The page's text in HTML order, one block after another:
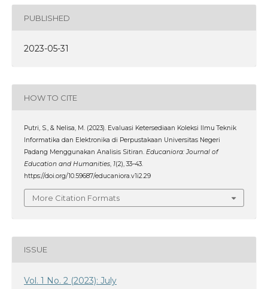
PUBLISHED
2023-05-31
HOW TO CITE
Putri, S., & Nelisa, M. (2023). Evaluasi Ketersediaan Koleksi Ilmu Teknik
Informatika dan Elektronika di Perpustakaan Universitas Negeri
Padang Menggunakan Analisis Sitiran. Educaniora: Journal of
Education and Humanities, 1(2), 33–43.
https://doi.org/10.59687/educaniora.v1i2.29
More Citation Formats
ISSUE
Vol. 1 No. 2 (2023): July